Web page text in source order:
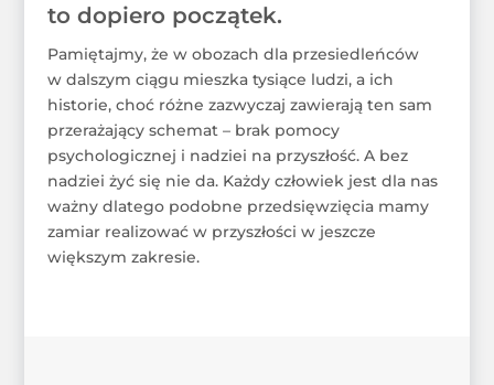
to dopiero początek.
Pamiętajmy, że w obozach dla przesiedleńców
w dalszym ciągu mieszka tysiące ludzi, a ich
historie, choć różne zazwyczaj zawierają ten sam
przerażający schemat – brak pomocy
psychologicznej i nadziei na przyszłość. A bez
nadziei żyć się nie da. Każdy człowiek jest dla nas
ważny dlatego podobne przedsięwzięcia mamy
zamiar realizować w przyszłości w jeszcze
większym zakresie.